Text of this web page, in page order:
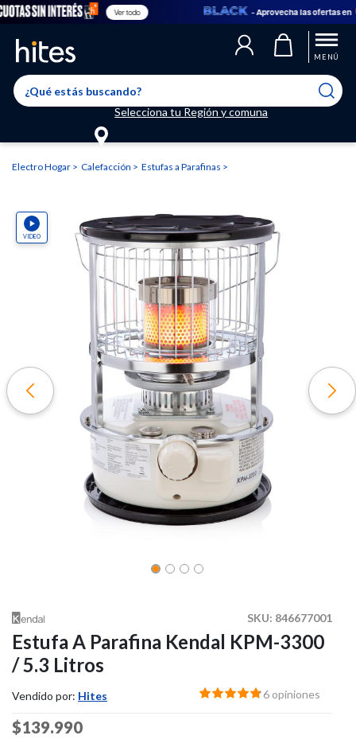
Ver todo - Aprovecha las ofertas en
MENÚ
Selecciona tu Región y comuna
El producto ha sido eliminado correctamente
El producto ha sido agregado a tu lista de favoritos correctamente
Llegaste al límite de productos favoritos permitidos, para agregar
uno nuevo ingresa a “Mi cuenta” y elimina los que ya no necesitas.
Electro Hogar Calefacción Estufas a Parafinas
VIDEO
SKU: 846677001
Estufa A Parafina Kendal KPM-3300
/ 5.3 Litros
Vendido por: Hites 6 opiniones
Price reduced from
$139.990